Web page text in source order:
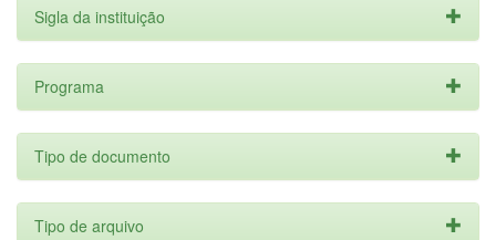
Sigla da instituição
Programa
Tipo de documento
Tipo de arquivo